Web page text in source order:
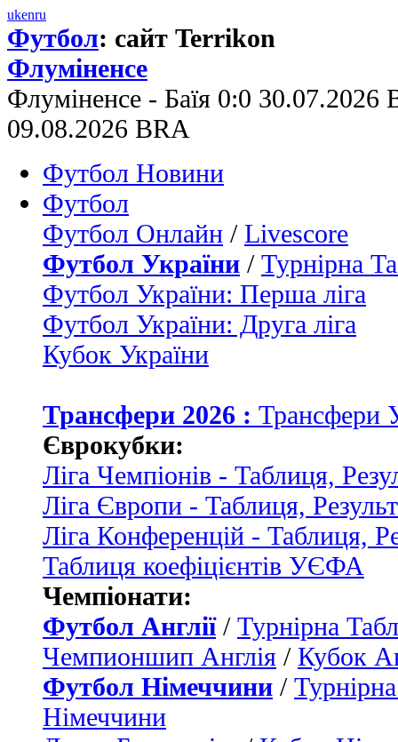
ukenru
Футбол: сайт Terrikon
Флуміненсе
Флуміненсе - Баїя 0:0
09.08.2026 BRA
Футбол Новини
Футбол
Футбол Онлайн / Livescore
Футбол України / Турнірна
Футбол України: Перша ліга
Футбол України: Друга ліга
Кубок України
Трансфери 2026 : Трансфери
Єврокубки:
Ліга Чемпіонів - Таблиця,
Ліга Європи - Таблиця,
Ліга Конференцій - Таблиця,
Таблиця коефіцієнтів УЄФА
Чемпіонати:
Футбол Англії/ Турнірна
Чемпионшип Англія / Кубок
Футбол Німеччини /
Німеччини